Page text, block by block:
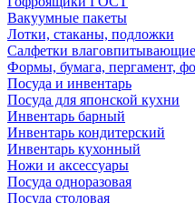
Вакуумные пакеты
Лотки, стаканы, подложки
Салфетки влаговпитывающие
Формы, бумага, пергамент,
Посуда и инвентарь
Посуда для японской кухни
Инвентарь барный
Инвентарь кондитерский
Инвентарь кухонный
Ножи и аксессуары
Посуда одноразовая
Посуда столовая